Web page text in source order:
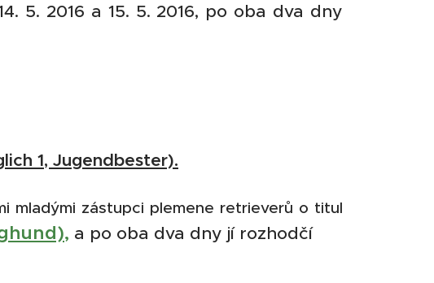
5. 2016 a 15. 5. 2016, po oba dva dny
1, Jugendbester).
mladými zástupci plemene retrieverů o titul
, a po oba dva dny jí rozhodčí